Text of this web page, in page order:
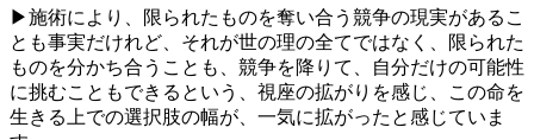
▶施術により、限られたものを奪い合う競争の現実があるこ
とも事実だけれど、それが世の理の全てではなく、限られた
ものを分かち合うことも、競争を降りて、自分だけの可能性
に挑むこともできるという、視座の拡がりを感じ、この命を
生きる上での選択肢の幅が、一気に拡がったと感じていま